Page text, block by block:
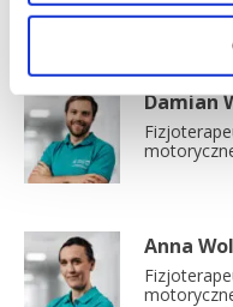
Damian
Anna